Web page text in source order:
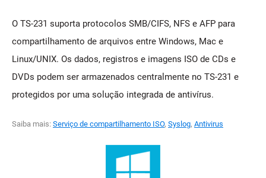
O TS-231 suporta protocolos SMB/CIFS, NFS e AFP para
compartilhamento de arquivos entre Windows, Mac e
Linux/UNIX. Os dados, registros e imagens ISO de CDs e
DVDs podem ser armazenados centralmente no TS-231 e
protegidos por uma solução integrada de antivírus.
Saiba mais: Serviço de compartilhamento ISO, Syslog, Antivirus